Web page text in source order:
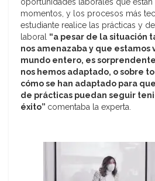
oportunidades laborales que
momentos, y los procesos más
estudiante realice las prácticas y
laboral “a pesar de la situación
nos amenazaba y que estamos
mundo entero, es
nos hemos adaptado, o sobre
cómo se han adaptado para
de prácticas puedan seguir
éxito” comentaba la experta.